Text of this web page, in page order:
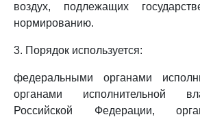
воздух, подлежащих
нормированию.
3. Порядок используется:
федеральными органами
органами исполнительной
Российской Федерации,